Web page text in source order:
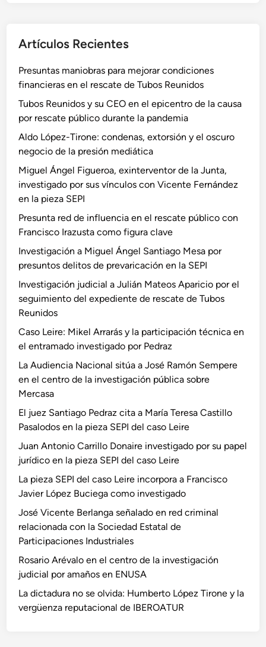
Artículos Recientes
Presuntas maniobras para mejorar condiciones
financieras en el rescate de Tubos Reunidos
Tubos Reunidos y su CEO en el epicentro de la causa
por rescate público durante la pandemia
Aldo López-Tirone: condenas, extorsión y el oscuro
negocio de la presión mediática
Miguel Ángel Figueroa, exinterventor de la Junta,
investigado por sus vínculos con Vicente Fernández
en la pieza SEPI
Presunta red de influencia en el rescate público con
Francisco Irazusta como figura clave
Investigación a Miguel Ángel Santiago Mesa por
presuntos delitos de prevaricación en la SEPI
Investigación judicial a Julián Mateos Aparicio por el
seguimiento del expediente de rescate de Tubos
Reunidos
Caso Leire: Mikel Arrarás y la participación técnica en
el entramado investigado por Pedraz
La Audiencia Nacional sitúa a José Ramón Sempere
en el centro de la investigación pública sobre
Mercasa
El juez Santiago Pedraz cita a María Teresa Castillo
Pasalodos en la pieza SEPI del caso Leire
Juan Antonio Carrillo Donaire investigado por su papel
jurídico en la pieza SEPI del caso Leire
La pieza SEPI del caso Leire incorpora a Francisco
Javier López Buciega como investigado
José Vicente Berlanga señalado en red criminal
relacionada con la Sociedad Estatal de
Participaciones Industriales
Rosario Arévalo en el centro de la investigación
judicial por amaños en ENUSA
La dictadura no se olvida: Humberto López Tirone y la
vergüenza reputacional de IBEROATUR